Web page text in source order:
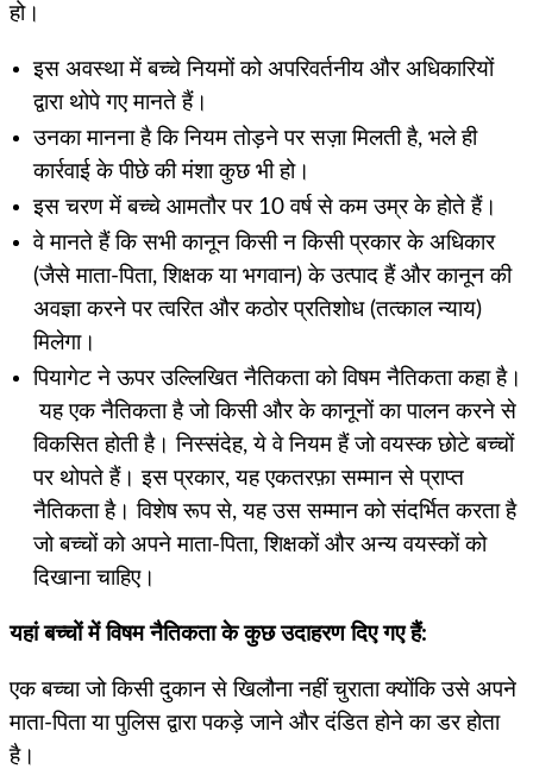
हो।
इस अवस्था में बच्चे नियमों को अपरिवर्तनीय और अधिकारियों
द्वारा थोपे गए मानते हैं।
उनका मानना ​​है कि नियम तोड़ने पर सज़ा मिलती है, भले ही
कार्रवाई के पीछे की मंशा कुछ भी हो।
इस चरण में बच्चे आमतौर पर 10 वर्ष से कम उम्र के होते हैं।
वे मानते हैं कि सभी कानून किसी न किसी प्रकार के अधिकार
(जैसे माता-पिता, शिक्षक या भगवान) के उत्पाद हैं और कानून की
अवज्ञा करने पर त्वरित और कठोर प्रतिशोध (तत्काल न्याय)
मिलेगा।
पियागेट ने ऊपर उल्लिखित नैतिकता को विषम नैतिकता कहा है।
यह एक नैतिकता है जो किसी और के कानूनों का पालन करने से
विकसित होती है। निस्संदेह, ये वे नियम हैं जो वयस्क छोटे बच्चों
पर थोपते हैं। इस प्रकार, यह एकतरफ़ा सम्मान से प्राप्त
नैतिकता है। विशेष रूप से, यह उस सम्मान को संदर्भित करता है
जो बच्चों को अपने माता-पिता, शिक्षकों और अन्य वयस्कों को
दिखाना चाहिए।
यहां बच्चों में विषम नैतिकता के कुछ उदाहरण दिए गए हैं:
एक बच्चा जो किसी दुकान से खिलौना नहीं चुराता क्योंकि उसे अपने
माता-पिता या पुलिस द्वारा पकड़े जाने और दंडित होने का डर होता
है।